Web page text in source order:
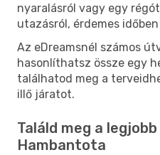
nyaralásról vagy egy
utazásról, érdemes
Az eDreamsnél számos
hasonlíthatsz össze egy
találhatod meg a
illő járatot.
Találd meg a
Hambantota